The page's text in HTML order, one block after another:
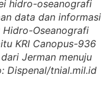
hidro-oseanografi
data dan informasi
Oseanografi
KRI Canopus-936
Jerman menuju
Dispenal/tnial.mil.id